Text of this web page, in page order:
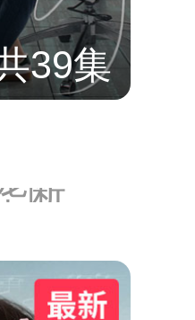
39集
断